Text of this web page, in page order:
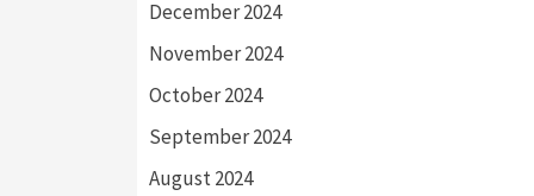
December 2024
November 2024
October 2024
September 2024
August 2024